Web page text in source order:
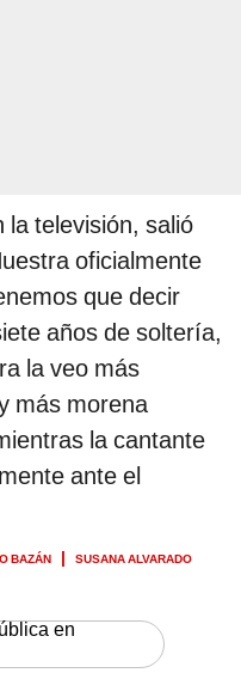
la televisión, salió
oficialmente
que decir
años de soltería,
la veo más
más morena
la cantante
ante el
BAZÁN
SUSANA ALVARADO
en